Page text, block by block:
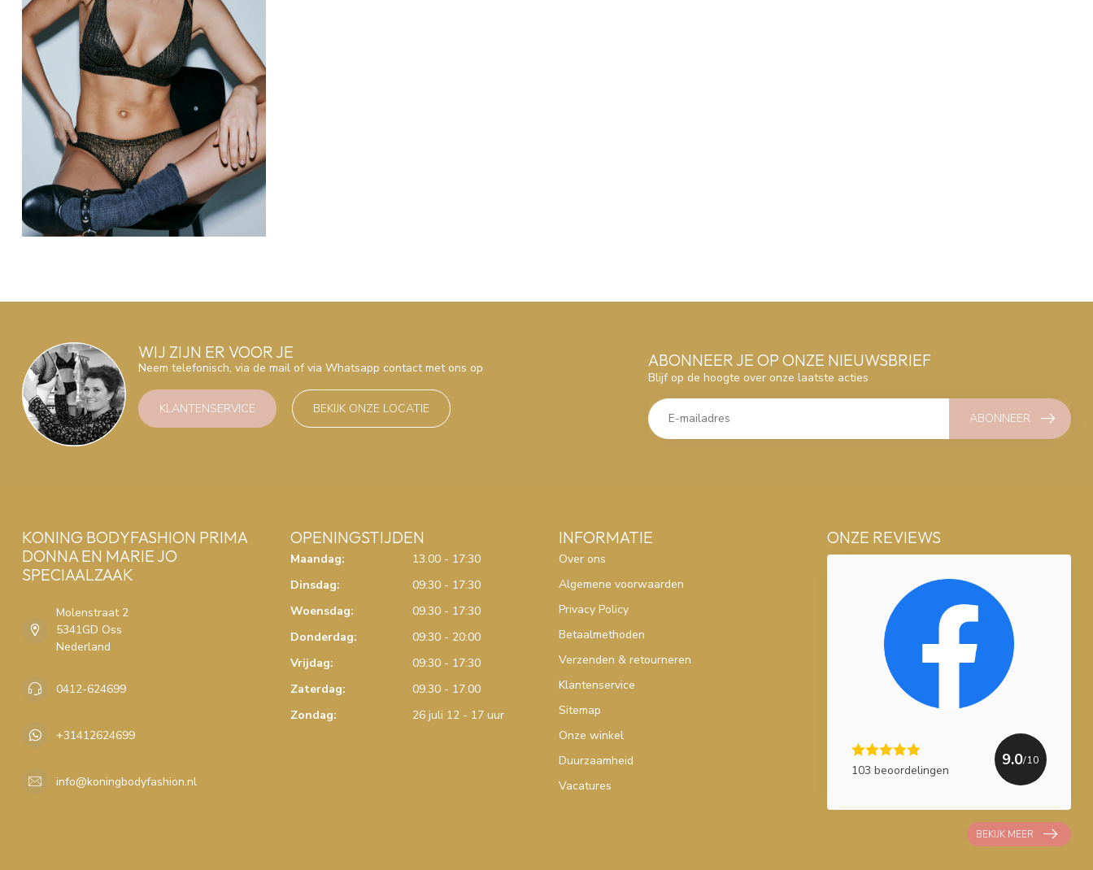
WIJ ZIJN ER VOOR JE
Neem telefonisch, via de mail of via Whatsapp contact met ons op
KLANTENSERVICE BEKIJK ONZE LOCATIE
ABONNEER JE OP ONZE NIEUWSBRIEF
Blijf op de hoogte over onze laatste acties
ABONNEER
KONING BODYFASHION PRIMA
DONNA EN MARIE JO
SPECIAALZAAK
Molenstraat 2
5341GD Oss
Nederland
0412-624699
+31412624699
info@koningbodyfashion.nl
OPENINGSTIJDEN
Maandag:
13.00 - 17:30
Dinsdag:
09:30 - 17:30
Woensdag:
09.30 - 17:30
Donderdag:
09:30 - 20:00
Vrijdag:
09:30 - 17:30
Zaterdag:
09.30 - 17.00
Zondag:
26 juli 12 - 17 uur
INFORMATIE
Over ons
Algemene voorwaarden
Privacy Policy
Betaalmethoden
Verzenden & retourneren
Klantenservice
Sitemap
Onze winkel
Duurzaamheid
Vacatures
ONZE REVIEWS
103 beoordelingen
9.0/10
BEKIJK MEER